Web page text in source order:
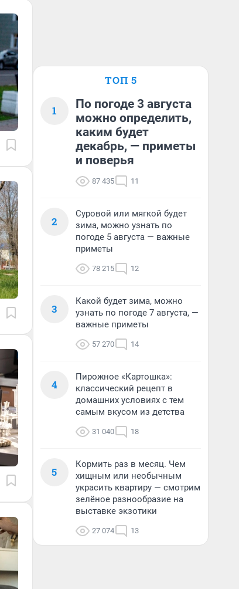
ТОП 5
1
По погоде 3 августа
можно определить,
каким будет
декабрь, — приметы
и поверья
87 435 11
2
Суровой или мягкой будет
зима, можно узнать по
погоде 5 августа — важные
приметы
78 215 12
3
Какой будет зима, можно
узнать по погоде 7 августа, —
важные приметы
57 270 14
4
Пирожное «Картошка»:
классический рецепт в
домашних условиях с тем
самым вкусом из детства
31 040 18
5
Кормить раз в месяц. Чем
хищным или необычным
украсить квартиру — смотрим
зелёное разнообразие на
выставке экзотики
27 074 13